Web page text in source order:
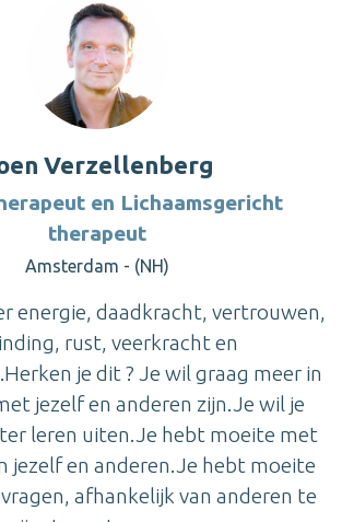
Verzellenberg
en Lichaamsgericht
therapeut
Amsterdam - (NH)
energie, daadkracht, vertrouwen,
rust, veerkracht en
je dit ? Je wil graag meer in
jezelf en anderen zijn.Je wil je
leren uiten.Je hebt moeite met
jezelf en anderen.Je hebt moeite
afhankelijk van anderen te